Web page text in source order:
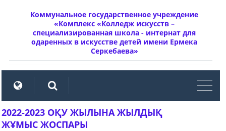
Коммунальное государственное учреждение
«Комплекс «Колледж искусств –
специализированная школа - интернат для
одаренных в искусстве детей имени Ермека
Серкебаева»
2022-2023 ОҚУ ЖЫЛЫНА ЖЫЛДЫҚ
ЖҰМЫС ЖОСПАРЫ